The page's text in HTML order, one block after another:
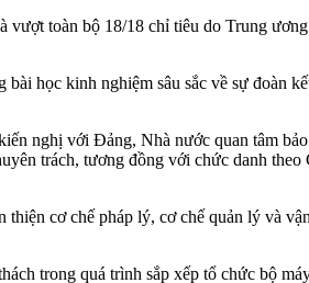
toàn bộ 18/18 chỉ tiêu do Trung
học kinh nghiệm sâu sắc về sự đoàn
nghị với Đảng, Nhà nước quan tâm
trách, tương đồng với chức danh
cơ chế pháp lý, cơ chế quản lý và
trong quá trình sắp xếp tổ chức bộ